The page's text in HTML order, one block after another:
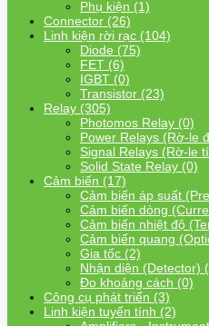
Phụ kiện (1)
Connector (26)
Linh kiện rời rạc (104)
Diode (75)
FET (6)
IGBT (0)
Transistor (23)
Relay (305)
Photomos Relay (0)
Power Relays (Rờ-le
Signal Relays (Rờ-le
Solid State Relay (0)
Cảm biến (17)
Cảm biến áp suất
Cảm biến dòng
Cảm biến nhiệt độ
Cảm biến quang
Gia tốc (2)
Nhận diện (Detector)
Đo khoảng cách (0)
Công cụ phát triển (3)
Linh kiện tuyến tính (2)